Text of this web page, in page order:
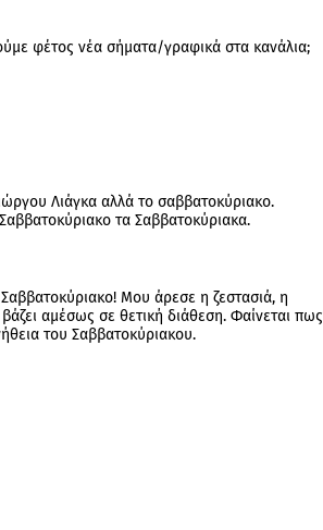
φέτος νέα σήματα/γραφικά στα κανάλια;
Λιάγκα αλλά το σαββατοκύριακο.
τα Σαββατοκύριακα.
Μου άρεσε η ζεστασιά, η
αμέσως σε θετική διάθεση. Φαίνεται πως
του Σαββατοκύριακου.